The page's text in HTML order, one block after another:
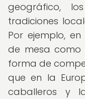
geográfico,
tradiciones
Por ejemplo,
de mesa como
forma de
que en la
caballeros y